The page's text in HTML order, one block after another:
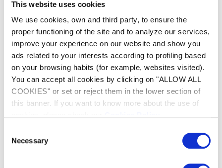
This website uses cookies
We use cookies, own and third party, to ensure the
proper functioning of the site and to analyze our services,
improve your experience on our website and show you
ads related to your interests according to profiling based
on your browsing habits (for example, websites visited).
You can accept all cookies by clicking on "ALLOW ALL
COOKIES" or set or reject them in the lower section of
this banner. If you want to know more about the use of
Selection
Necessary
excellente couverture de la piscine et une agilité
sans limite. Ainsi, il fonctionne idéalement dans
toutes les formes de piscine et tous les types de
revêtement.